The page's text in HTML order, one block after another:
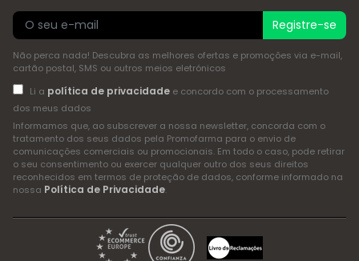
Registre-se
Não perca nada! Descubra as melhores ofertas e promoções via e-mail,
cartão postal, SMS ou outros meios eletrónicos
Li a política de privacidadee concordo com o processamento
dos meus dados
Informamos que, ao subscrever a nossa newsletter, concorda com o
tratamento dos seus dados pela Promofarma para o envio de
comunicações comerciais ou promocionais. Em todo o caso, pode retirar
o seu consentimento ou exercer qualquer outro dos seus direitos
reconhecidos em termos de proteção de dados, conforme informado na
nossa Política de Privacidade.